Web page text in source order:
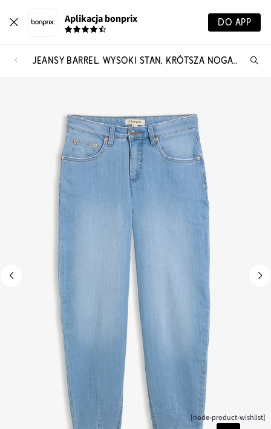
Aplikacja bonprix DO APP
JEANSY BARREL, WYSOKI STAN, KRÓTSZA NOGAWKA
[node-product-wishlist]